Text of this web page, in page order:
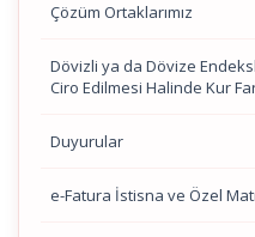
Çözüm Ortaklarımız
Dövizli ya da Dövize Endeksli
Ciro Edilmesi Halinde Kur
Duyurular
e-Fatura İstisna ve Özel